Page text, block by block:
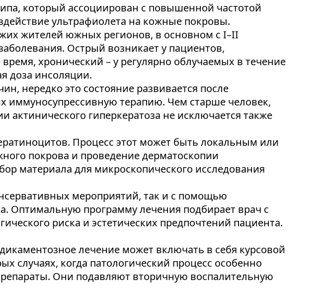
который ассоциирован с повышенной частотой
ультрафиолета на кожные покровы.
жителей южных регионов, в основном с I–II
Острый возникает у пациентов,
хронический – у регулярно облучаемых в течение
доза инсоляции.
нередко это состояние развивается после
иммуносупрессивную терапию. Чем старше человек,
гиперкератоза не исключается также
Процесс этот может быть локальным или
покрова и проведение дерматоскопии
материала для микроскопического исследования
мероприятий, так и с помощью
Оптимальную программу лечения подбирает врач с
риска и эстетических предпочтений пациента.
лечение может включать в себя курсовой
случаях, когда патологический процесс особенно
Они подавляют вторичную воспалительную